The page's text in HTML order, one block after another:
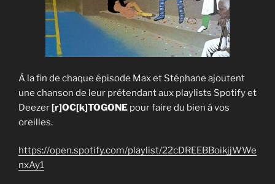
À la fin de chaque épisode Max et Stéphane ajoutent
une chanson de leur prétendant aux playlists Spotify et
Deezer[r]OC[k]TOGONE pour faire du bien à vos
oreilles.
https://open.spotify.com/playlist/22cDREEBBoikjjWWe
nxAy1